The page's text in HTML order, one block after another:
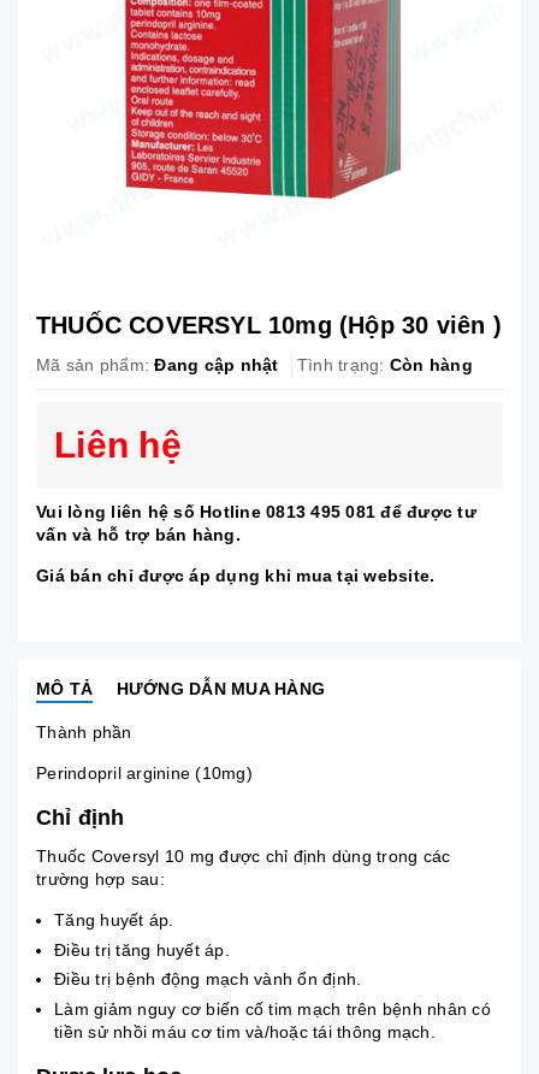
THUỐC COVERSYL 10mg (Hộp 30 viên )
Mã sản phẩm: Đang cập nhật Tình trạng: Còn hàng
Liên hệ
Vui lòng liên hệ số Hotline 0813 495 081 để được tư
vấn và hỗ trợ bán hàng.
Giá bán chỉ được áp dụng khi mua tại website.
MÔ TẢ HƯỚNG DẪN MUA HÀNG
Thành phần
Perindopril arginine (10mg)
Chỉ định
Thuốc Coversyl 10 mg được chỉ định dùng trong các
trường hợp sau:
Tăng huyết áp.
Ðiều trịtăng huyết áp
Ðiều trị bệnh động mạch vành ổn định.
Làm giảm nguy cơ biến cố tim mạch trên bệnh nhân có
tiền sử nhồi máu cơ tim và/hoặc tái thông mạch.